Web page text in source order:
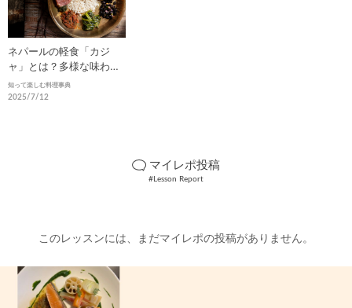
ネパールの軽食「カジ
ャ」とは？多様な味わい
と食文化を解説
知って楽しむ料理事典
2025/7/12
マイレポ投稿
#Lesson Report
このレッスンには、まだマイレポの投稿がありません。